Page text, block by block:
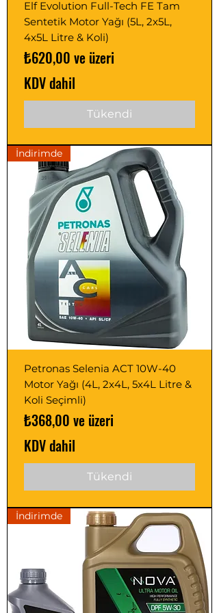
Elf Evolution Full-Tech FE Tam
Sentetik Motor Yağı (5L, 2x5L,
4x5L Litre & Koli)
₺620,00 ve üzeri
İndirimli Fiyat
KDV dahil
Tükendi
İndirimde
Petronas Selenia ACT 10W-40
Motor Yağı (4L, 2x4L, 5x4L Litre &
Koli Seçimli)
₺368,00 ve üzeri
İndirimli Fiyat
KDV dahil
Tükendi
İndirimde